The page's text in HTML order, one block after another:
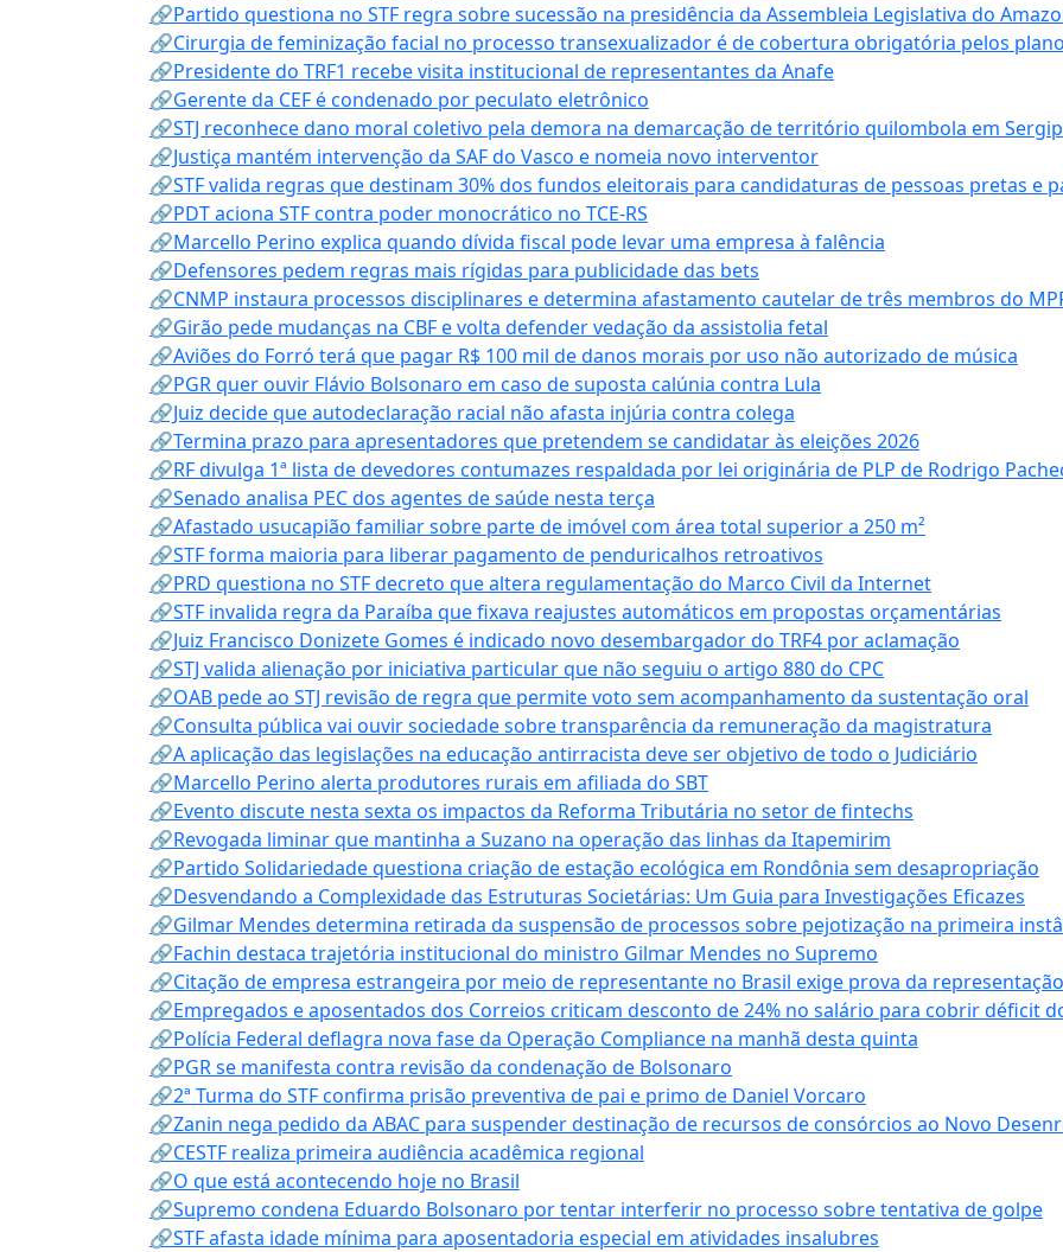
🔗Partido questiona no STF regra sobre sucessão na presidência da Assembleia Legislativa do
🔗Cirurgia de feminização facial no processo transexualizador é de cobertura obrigatória pelos
🔗Presidente do TRF1 recebe visita institucional de representantes da Anafe
🔗Gerente da CEF é condenado por peculato eletrônico
🔗STJ reconhece dano moral coletivo pela demora na demarcação de território quilombola em
🔗Justiça mantém intervenção da SAF do Vasco e nomeia novo interventor
🔗STF valida regras que destinam 30% dos fundos eleitorais para candidaturas de pessoas pretas e
🔗PDT aciona STF contra poder monocrático no TCE-RS
🔗Marcello Perino explica quando dívida fiscal pode levar uma empresa à falência
🔗Defensores pedem regras mais rígidas para publicidade das bets
🔗CNMP instaura processos disciplinares e determina afastamento cautelar de três membros do
🔗Girão pede mudanças na CBF e volta defender vedação da assistolia fetal
🔗Aviões do Forró terá que pagar R$ 100 mil de danos morais por uso não autorizado de música
🔗PGR quer ouvir Flávio Bolsonaro em caso de suposta calúnia contra Lula
🔗Juiz decide que autodeclaração racial não afasta injúria contra colega
🔗Termina prazo para apresentadores que pretendem se candidatar às eleições 2026
🔗RF divulga 1ª lista de devedores contumazes respaldada por lei originária de PLP de Rodrigo
🔗Senado analisa PEC dos agentes de saúde nesta terça
🔗Afastado usucapião familiar sobre parte de imóvel com área total superior a 250 m²
🔗STF forma maioria para liberar pagamento de penduricalhos retroativos
🔗PRD questiona no STF decreto que altera regulamentação do Marco Civil da Internet
🔗STF invalida regra da Paraíba que fixava reajustes automáticos em propostas orçamentárias
🔗Juiz Francisco Donizete Gomes é indicado novo desembargador do TRF4 por aclamação
🔗STJ valida alienação por iniciativa particular que não seguiu o artigo 880 do CPC
🔗OAB pede ao STJ revisão de regra que permite voto sem acompanhamento da sustentação oral
🔗Consulta pública vai ouvir sociedade sobre transparência da remuneração da magistratura
🔗A aplicação das legislações na educação antirracista deve ser objetivo de todo o Judiciário
🔗Marcello Perino alerta produtores rurais em afiliada do SBT
🔗Evento discute nesta sexta os impactos da Reforma Tributária no setor de fintechs
🔗Revogada liminar que mantinha a Suzano na operação das linhas da Itapemirim
🔗Partido Solidariedade questiona criação de estação ecológica em Rondônia sem desapropriação
🔗Desvendando a Complexidade das Estruturas Societárias: Um Guia para Investigações Eficazes
🔗Gilmar Mendes determina retirada da suspensão de processos sobre pejotização na primeira
🔗Fachin destaca trajetória institucional do ministro Gilmar Mendes no Supremo
🔗Citação de empresa estrangeira por meio de representante no Brasil exige prova da representação
🔗Empregados e aposentados dos Correios criticam desconto de 24% no salário para cobrir déficit
🔗Polícia Federal deflagra nova fase da Operação Compliance na manhã desta quinta
🔗PGR se manifesta contra revisão da condenação de Bolsonaro
🔗2ª Turma do STF confirma prisão preventiva de pai e primo de Daniel Vorcaro
🔗Zanin nega pedido da ABAC para suspender destinação de recursos de consórcios ao Novo
🔗CESTF realiza primeira audiência acadêmica regional
🔗O que está acontecendo hoje no Brasil
🔗Supremo condena Eduardo Bolsonaro por tentar interferir no processo sobre tentativa de golpe
🔗STF afasta idade mínima para aposentadoria especial em atividades insalubres